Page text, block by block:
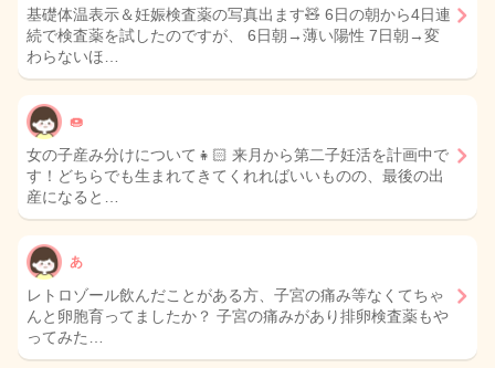
基礎体温表示＆妊娠検査薬の写真出ます🧸 6日の朝から4日連
続で検査薬を試したのですが、 6日朝→薄い陽性 7日朝→変
わらないほ…
🍩
女の子産み分けについて👧🏻 来月から第二子妊活を計画中で
す！どちらでも生まれてきてくれればいいものの、最後の出
産になると…
あ
レトロゾール飲んだことがある方、子宮の痛み等なくてちゃ
んと卵胞育ってましたか？ 子宮の痛みがあり排卵検査薬もや
ってみた…